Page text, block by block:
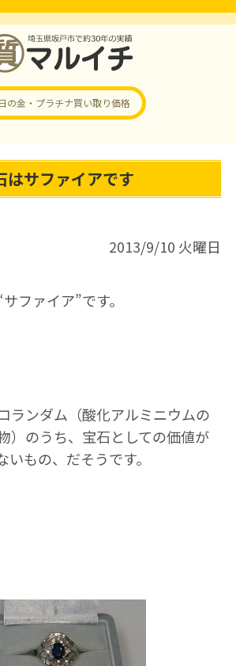
の金・プラチナ買い取り価格
はサファイアです
2013/9/10 火曜日
ファイア”です。
ランダム（酸化アルミニウムの
）のうち、宝石としての価値が
いもの、だそうです。